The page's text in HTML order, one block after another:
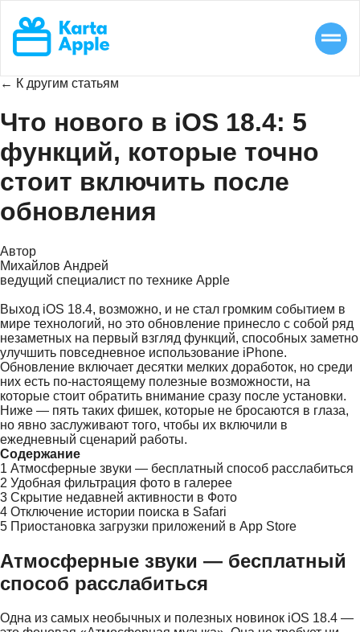
← К другим статьям
Что нового в iOS 18.4: 5
функций, которые точно
стоит включить после
обновления
Автор
Михайлов Андрей
ведущий специалист по технике Apple
Выход iOS 18.4, возможно, и не стал громким событием в
мире технологий, но это обновление принесло с собой ряд
незаметных на первый взгляд функций, способных заметно
улучшить повседневное использование iPhone.
Обновление включает десятки мелких доработок, но среди
них есть по-настоящему полезные возможности, на
которые стоит обратить внимание сразу после установки.
Ниже — пять таких фишек, которые не бросаются в глаза,
но явно заслуживают того, чтобы их включили в
ежедневный сценарий работы.
Содержание
1 Атмосферные звуки — бесплатный способ расслабиться
2 Удобная фильтрация фото в галерее
3 Скрытие недавней активности в Фото
4 Отключение истории поиска в Safari
5 Приостановка загрузки приложений в App Store
Атмосферные звуки — бесплатный
способ расслабиться
Одна из самых необычных и полезных новинок iOS 18.4 —